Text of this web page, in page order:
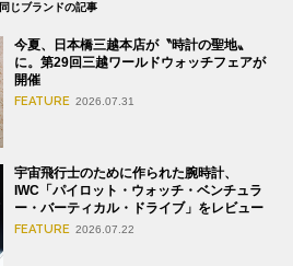
同じブランドの記事
今夏、日本橋三越本店が〝時計の聖地〟
に。第29回三越ワールドウォッチフェアが
開催
FEATURE 2026.07.31
宇宙飛行士のために作られた腕時計、
IWC「パイロット・ウォッチ・ベンチュラ
ー・バーティカル・ドライブ」をレビュー
FEATURE 2026.07.22